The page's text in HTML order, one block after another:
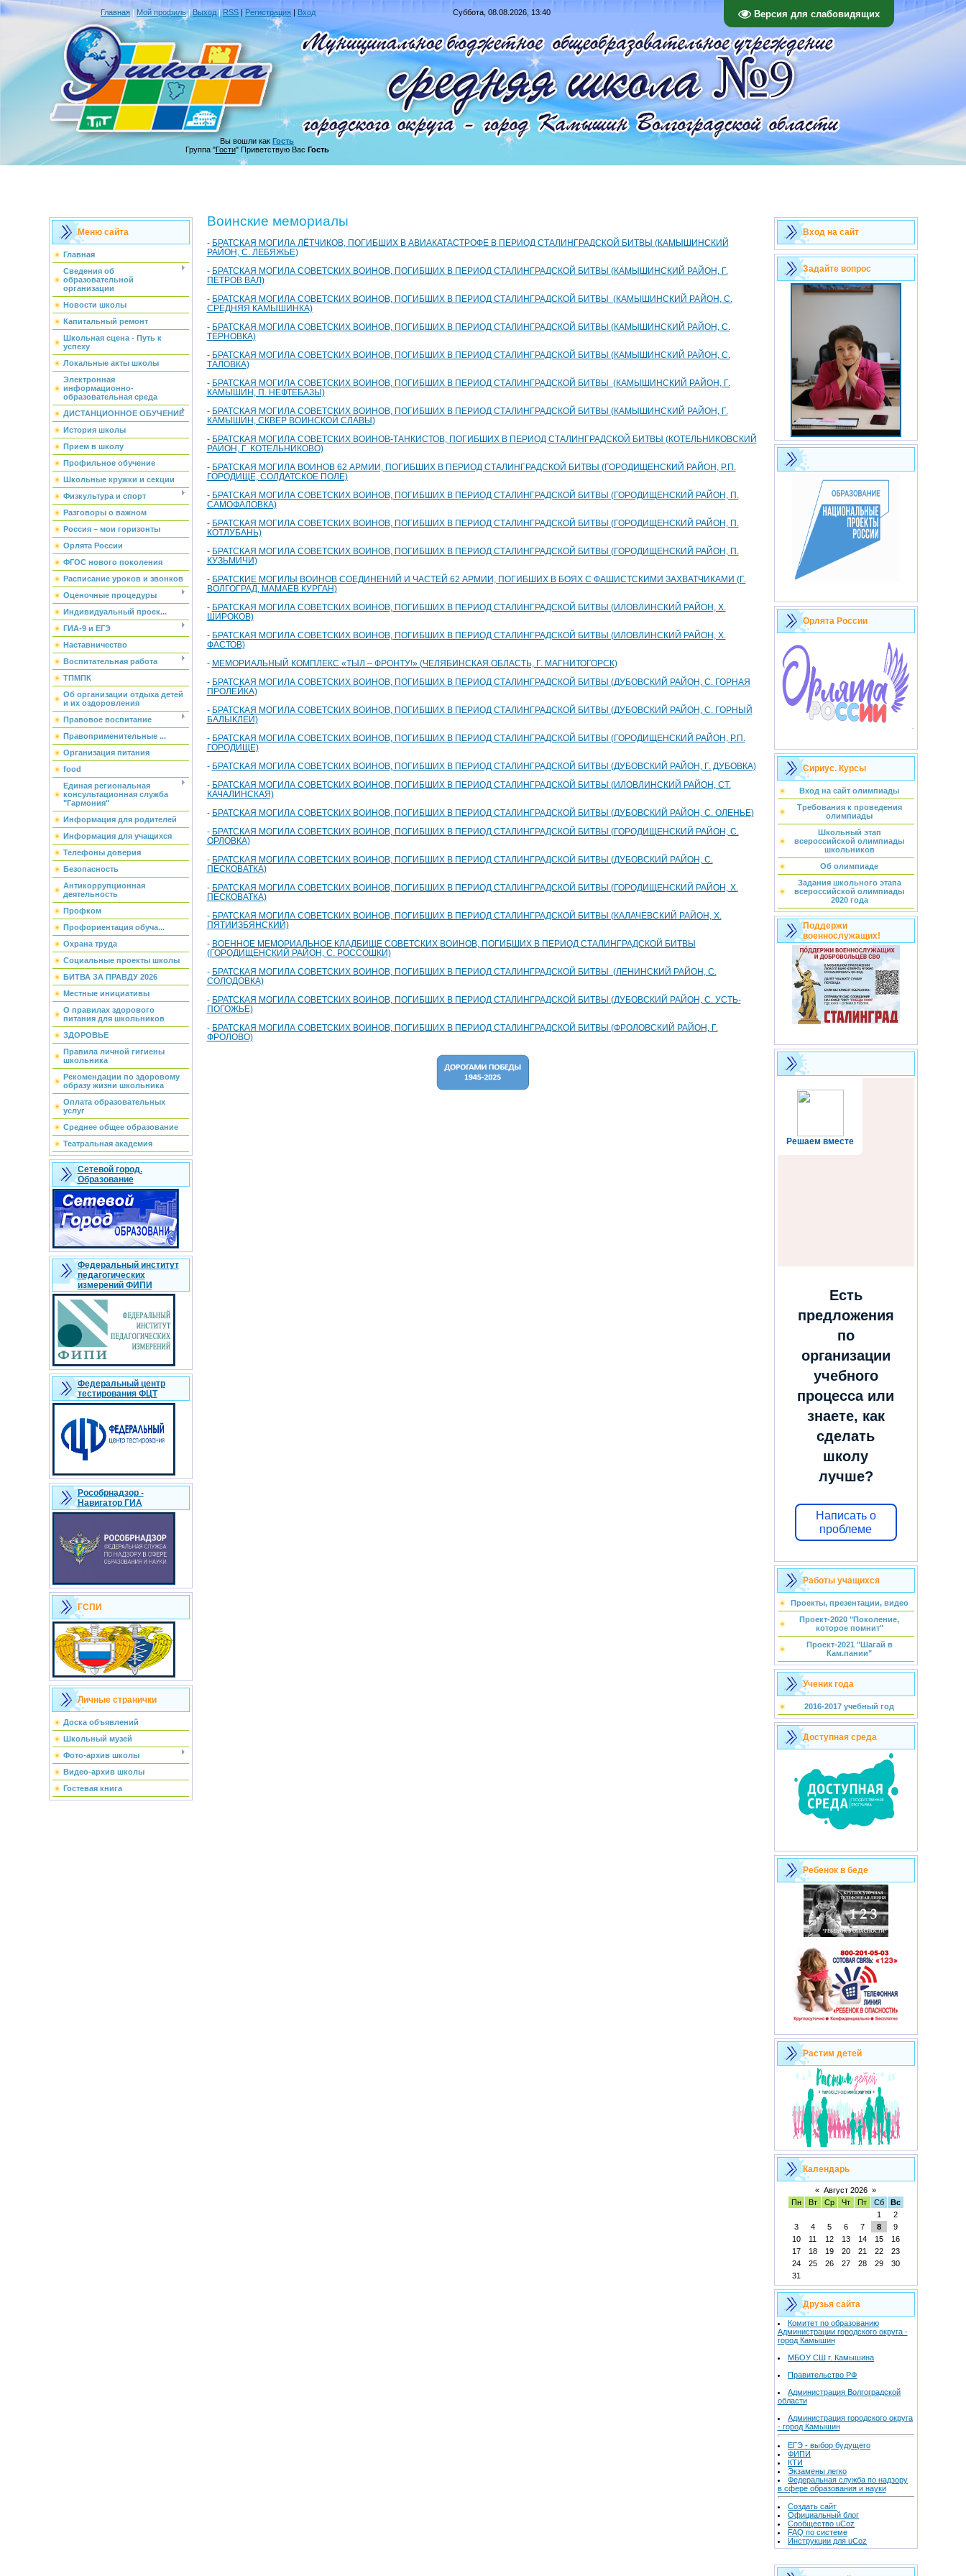
Версия для слабовидящих
Главная | Мой профиль|Выход| RSS| Регистрация | Вход Суббота, 08.08.2026, 13:40
Вы вошли как Гость
Группа "Гости" Приветствую Вас Гость
Меню сайта
Главная
Сведения об
образовательной
организации
Новости школы
Капитальный ремонт
Школьная сцена - Путь к
успеху
Локальные акты школы
Электронная
информационно-
образовательная среда
ДИСТАНЦИОННОЕ ОБУЧЕНИЕ
История школы
Прием в школу
Профильное обучение
Школьные кружки и секции
Физкультура и спорт
Разговоры о важном
Россия – мои горизонты
Орлята России
ФГОС нового поколения
Расписание уроков и звонков
Оценочные процедуры
Индивидуальный проек...
ГИА-9 и ЕГЭ
Наставничество
Воспитательная работа
ТПМПК
Об организации отдыха детей
и их оздоровления
Правовое воспитание
Правоприменительные ...
Организация питания
food
Единая региональная
консультационная служба
"Гармония"
Информация для родителей
Информация для учащихся
Телефоны доверия
Безопасность
Антикоррупционная
деятельность
Профком
Профориентация обуча...
Охрана труда
Социальные проекты школы
БИТВА ЗА ПРАВДУ 2026
Местные инициативы
О правилах здорового
питания для школьников
ЗДОРОВЬЕ
Правила личной гигиены
школьника
Рекомендации по здоровому
образу жизни школьника
Оплата образовательных
услуг
Среднее общее образование
Театральная академия
Сетевой город.
Образование
Федеральный институт
педагогических
измерений ФИПИ
Федеральный центр
тестирования ФЦТ
Рособрнадзор -
Навигатор ГИА
ГСПИ
Личные странички
Доска объявлений
Школьный музей
Фото-архив школы
Видео-архив школы
Гостевая книга
Воинские мемориалы
- БРАТСКАЯ МОГИЛА ЛЁТЧИКОВ, ПОГИБШИХ В АВИАКАТАСТРОФЕ В ПЕРИОД СТАЛИНГРАДСКОЙ БИТВЫ (КАМЫШИНСКИЙ
РАЙОН, С. ЛЕБЯЖЬЕ)
- БРАТСКАЯ МОГИЛА СОВЕТСКИХ ВОИНОВ, ПОГИБШИХ В ПЕРИОД СТАЛИНГРАДСКОЙ БИТВЫ (КАМЫШИНСКИЙ РАЙОН, Г.
ПЕТРОВ ВАЛ)
- БРАТСКАЯ МОГИЛА СОВЕТСКИХ ВОИНОВ, ПОГИБШИХ В ПЕРИОД СТАЛИНГРАДСКОЙ БИТВЫ (КАМЫШИНСКИЙ РАЙОН, С.
СРЕДНЯЯ КАМЫШИНКА)
- БРАТСКАЯ МОГИЛА СОВЕТСКИХ ВОИНОВ, ПОГИБШИХ В ПЕРИОД СТАЛИНГРАДСКОЙ БИТВЫ (КАМЫШИНСКИЙ РАЙОН, С.
ТЕРНОВКА)
- БРАТСКАЯ МОГИЛА СОВЕТСКИХ ВОИНОВ, ПОГИБШИХ В ПЕРИОД СТАЛИНГРАДСКОЙ БИТВЫ (КАМЫШИНСКИЙ РАЙОН, С.
ТАЛОВКА)
- БРАТСКАЯ МОГИЛА СОВЕТСКИХ ВОИНОВ, ПОГИБШИХ В ПЕРИОД СТАЛИНГРАДСКОЙ БИТВЫ (КАМЫШИНСКИЙ РАЙОН, Г.
КАМЫШИН, П. НЕФТЕБАЗЫ)
- БРАТСКАЯ МОГИЛА СОВЕТСКИХ ВОИНОВ, ПОГИБШИХ В ПЕРИОД СТАЛИНГРАДСКОЙ БИТВЫ (КАМЫШИНСКИЙ РАЙОН, Г.
КАМЫШИН, СКВЕР ВОИНСКОЙ СЛАВЫ)
- БРАТСКАЯ МОГИЛА СОВЕТСКИХ ВОИНОВ-ТАНКИСТОВ, ПОГИБШИХ В ПЕРИОД СТАЛИНГРАДСКОЙ БИТВЫ (КОТЕЛЬНИКОВСКИЙ
РАЙОН, Г. КОТЕЛЬНИКОВО)
- БРАТСКАЯ МОГИЛА ВОИНОВ 62 АРМИИ, ПОГИБШИХ В ПЕРИОД СТАЛИНГРАДСКОЙ БИТВЫ (ГОРОДИЩЕНСКИЙ РАЙОН, Р.П.
ГОРОДИЩЕ, СОЛДАТСКОЕ ПОЛЕ)
- БРАТСКАЯ МОГИЛА СОВЕТСКИХ ВОИНОВ, ПОГИБШИХ В ПЕРИОД СТАЛИНГРАДСКОЙ БИТВЫ (ГОРОДИЩЕНСКИЙ РАЙОН, П.
САМОФАЛОВКА)
- БРАТСКАЯ МОГИЛА СОВЕТСКИХ ВОИНОВ, ПОГИБШИХ В ПЕРИОД СТАЛИНГРАДСКОЙ БИТВЫ (ГОРОДИЩЕНСКИЙ РАЙОН, П.
КОТЛУБАНЬ)
- БРАТСКАЯ МОГИЛА СОВЕТСКИХ ВОИНОВ, ПОГИБШИХ В ПЕРИОД СТАЛИНГРАДСКОЙ БИТВЫ (ГОРОДИЩЕНСКИЙ РАЙОН, П.
КУЗЬМИЧИ)
- БРАТСКИЕ МОГИЛЫ ВОИНОВ СОЕДИНЕНИЙ И ЧАСТЕЙ 62 АРМИИ, ПОГИБШИХ В БОЯХ С ФАШИСТСКИМИ ЗАХВАТЧИКАМИ (Г.
ВОЛГОГРАД, МАМАЕВ КУРГАН)
- БРАТСКАЯ МОГИЛА СОВЕТСКИХ ВОИНОВ, ПОГИБШИХ В ПЕРИОД СТАЛИНГРАДСКОЙ БИТВЫ (ИЛОВЛИНСКИЙ РАЙОН, Х.
ШИРОКОВ)
- БРАТСКАЯ МОГИЛА СОВЕТСКИХ ВОИНОВ, ПОГИБШИХ В ПЕРИОД СТАЛИНГРАДСКОЙ БИТВЫ (ИЛОВЛИНСКИЙ РАЙОН, Х.
ФАСТОВ)
- МЕМОРИАЛЬНЫЙ КОМПЛЕКС «ТЫЛ – ФРОНТУ!» (ЧЕЛЯБИНСКАЯ ОБЛАСТЬ, Г. МАГНИТОГОРСК)
- БРАТСКАЯ МОГИЛА СОВЕТСКИХ ВОИНОВ, ПОГИБШИХ В ПЕРИОД СТАЛИНГРАДСКОЙ БИТВЫ (ДУБОВСКИЙ РАЙОН, С. ГОРНАЯ
ПРОЛЕЙКА)
- БРАТСКАЯ МОГИЛА СОВЕТСКИХ ВОИНОВ, ПОГИБШИХ В ПЕРИОД СТАЛИНГРАДСКОЙ БИТВЫ (ДУБОВСКИЙ РАЙОН, С. ГОРНЫЙ
БАЛЫКЛЕЙ)
- БРАТСКАЯ МОГИЛА СОВЕТСКИХ ВОИНОВ, ПОГИБШИХ В ПЕРИОД СТАЛИНГРАДСКОЙ БИТВЫ (ГОРОДИЩЕНСКИЙ РАЙОН, Р.П.
ГОРОДИЩЕ)
- БРАТСКАЯ МОГИЛА СОВЕТСКИХ ВОИНОВ, ПОГИБШИХ В ПЕРИОД СТАЛИНГРАДСКОЙ БИТВЫ (ДУБОВСКИЙ РАЙОН, Г. ДУБОВКА)
- БРАТСКАЯ МОГИЛА СОВЕТСКИХ ВОИНОВ, ПОГИБШИХ В ПЕРИОД СТАЛИНГРАДСКОЙ БИТВЫ (ИЛОВЛИНСКИЙ РАЙОН, СТ.
КАЧАЛИНСКАЯ)
- БРАТСКАЯ МОГИЛА СОВЕТСКИХ ВОИНОВ, ПОГИБШИХ В ПЕРИОД СТАЛИНГРАДСКОЙ БИТВЫ (ДУБОВСКИЙ РАЙОН, С. ОЛЕНЬЕ)
- БРАТСКАЯ МОГИЛА СОВЕТСКИХ ВОИНОВ, ПОГИБШИХ В ПЕРИОД СТАЛИНГРАДСКОЙ БИТВЫ (ГОРОДИЩЕНСКИЙ РАЙОН, С.
ОРЛОВКА)
- БРАТСКАЯ МОГИЛА СОВЕТСКИХ ВОИНОВ, ПОГИБШИХ В ПЕРИОД СТАЛИНГРАДСКОЙ БИТВЫ (ДУБОВСКИЙ РАЙОН, С.
ПЕСКОВАТКА)
- БРАТСКАЯ МОГИЛА СОВЕТСКИХ ВОИНОВ, ПОГИБШИХ В ПЕРИОД СТАЛИНГРАДСКОЙ БИТВЫ (ГОРОДИЩЕНСКИЙ РАЙОН, Х.
ПЕСКОВАТКА)
- БРАТСКАЯ МОГИЛА СОВЕТСКИХ ВОИНОВ, ПОГИБШИХ В ПЕРИОД СТАЛИНГРАДСКОЙ БИТВЫ (КАЛАЧЁВСКИЙ РАЙОН, Х.
ПЯТИИЗБЯНСКИЙ)
- ВОЕННОЕ МЕМОРИАЛЬНОЕ КЛАДБИЩЕ СОВЕТСКИХ ВОИНОВ, ПОГИБШИХ В ПЕРИОД СТАЛИНГРАДСКОЙ БИТВЫ
(ГОРОДИЩЕНСКИЙ РАЙОН, С. РОССОШКИ)
- БРАТСКАЯ МОГИЛА СОВЕТСКИХ ВОИНОВ, ПОГИБШИХ В ПЕРИОД СТАЛИНГРАДСКОЙ БИТВЫ (ЛЕНИНСКИЙ РАЙОН, С.
СОЛОДОВКА)
- БРАТСКАЯ МОГИЛА СОВЕТСКИХ ВОИНОВ, ПОГИБШИХ В ПЕРИОД СТАЛИНГРАДСКОЙ БИТВЫ (ДУБОВСКИЙ РАЙОН, С. УСТЬ-
ПОГОЖЬЕ)
- БРАТСКАЯ МОГИЛА СОВЕТСКИХ ВОИНОВ, ПОГИБШИХ В ПЕРИОД СТАЛИНГРАДСКОЙ БИТВЫ (ФРОЛОВСКИЙ РАЙОН, Г.
ФРОЛОВО)
Вход на сайт
Задайте вопрос
Орлята России
Сириус. Курсы
Вход на сайт олимпиады
Требования к проведения
олимпиады
Школьный этап
всероссийской олимпиады
школьников
Об олимпиаде
Задания школьного этапа
всероссийской олимпиады
2020 года
Поддержи
военнослужащих!
Решаем вместе
Есть
предложения
по
организации
учебного
процесса или
знаете, как
сделать
школу
лучше?
Написать о
проблеме
Работы учащихся
Проекты, презентации, видео
Проект-2020 "Поколение,
которое помнит"
Проект-2021 "Шагай в
Кам.пании"
Ученик года
2016-2017 учебный год
Доступная среда
Ребенок в беде
Растим детей
Календарь
« Август 2026 »
Пн
Вт Ср Чт Пт Сб
Вс
1
2
3
4 5 6 7 8
9
10
11 12 13 14 15
16
17
18 19 20 21 22
23
24
25 26 27 28 29
30
31
Друзья сайта
Комитет по образованию
Администрации городского округа -
город Камышин
МБОУ СШ г. Камышина
Правительство РФ
Администрация Волгоградской
области
Администрация городского округа
- город Камышин
ЕГЭ - выбор будущего
ФИПИ
КТИ
Экзамены легко
Федеральная служба по надзору
в сфере образования и науки
Создать сайт
Официальный блог
Сообщество uCoz
FAQ по системе
Инструкции для uCoz